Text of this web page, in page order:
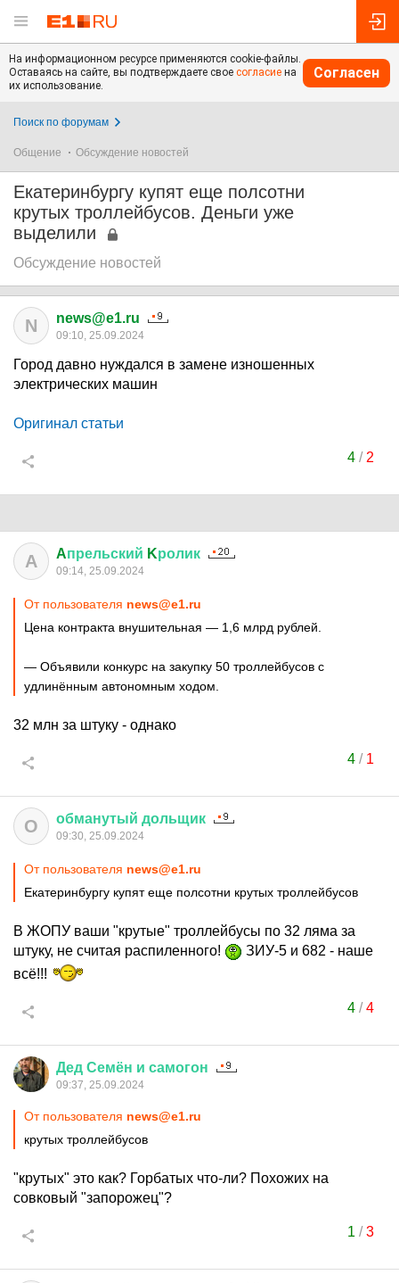
На информационном ресурсе применяются cookie-файлы.
Оставаясь на сайте, вы подтверждаете свое согласие на
их использование.
Согласен
Поиск по форумам
Общение Обсуждение новостей
Екатеринбургу купят еще полсотни
крутых троллейбусов. Деньги уже
выделили
Обсуждение новостей
N news@e1.ru
09:10, 25.09.2024
Город давно нуждался в замене изношенных
электрических машин
Оригинал статьи
4/ 2
A Aпрельский Kролик
09:14, 25.09.2024
От пользователя news@e1.ru
Цена контракта внушительная — 1,6 млрд рублей.
— Объявили конкурс на закупку 50 троллейбусов с
удлинённым автономным ходом.
32 млн за штуку - однако
4/ 1
О обманутый дольщик
09:30, 25.09.2024
От пользователя news@e1.ru
Екатеринбургу купят еще полсотни крутых троллейбусов
В ЖОПУ ваши "крутые" троллейбусы по 32 ляма за
штуку, не считая распиленного!
ЗИУ-5 и 682 - наше
всё!!!
4/4
Дед Семён и самогон
09:37, 25.09.2024
От пользователя news@e1.ru
крутых троллейбусов
"крутых" это как? Горбатых что-ли? Похожих на
совковый "запорожец"?
1 /3